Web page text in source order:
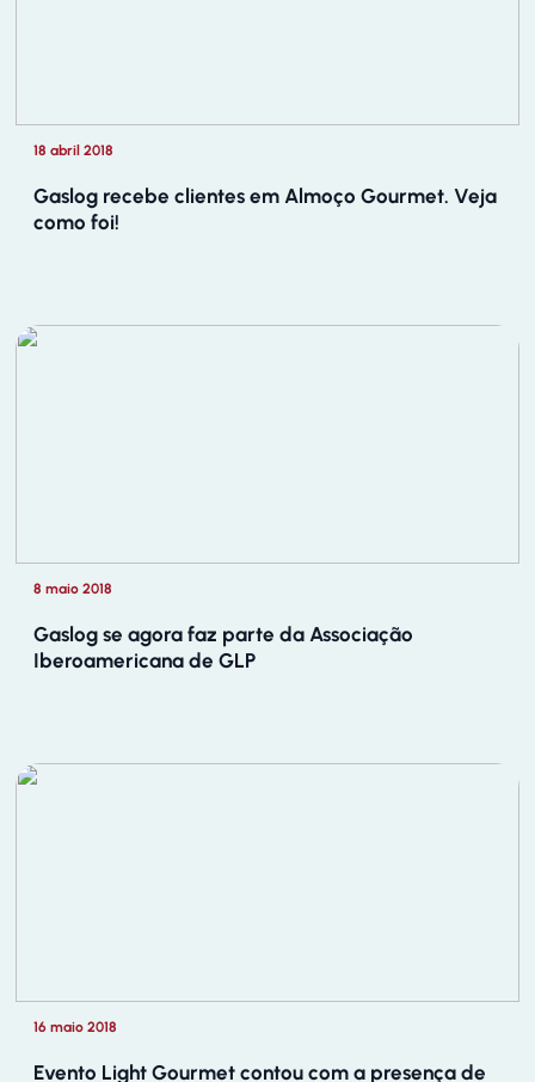
18 abril 2018
Gaslog recebe clientes em Almoço Gourmet. Veja
como foi!
8 maio 2018
Gaslog se agora faz parte da Associação
Iberoamericana de GLP
16 maio 2018
Evento Light Gourmet contou com a presença de